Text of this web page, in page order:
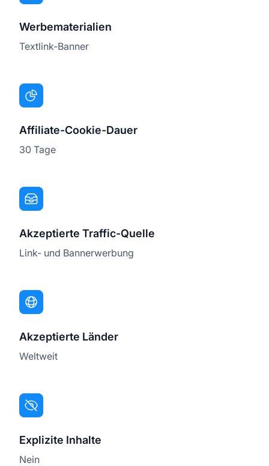
Werbematerialien
Textlink-Banner
Affiliate-Cookie-Dauer
30 Tage
Akzeptierte Traffic-Quelle
Link- und Bannerwerbung
Akzeptierte Länder
Weltweit
Explizite Inhalte
Nein